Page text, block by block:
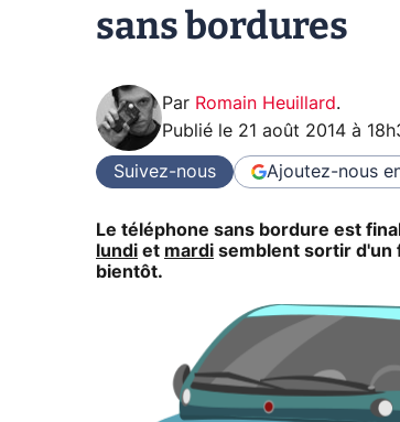
sans bordures
Par Romain Heuillard.
Publié le 21 août 2014 à
Suivez-nous Ajoutez-nous
Le téléphone sans bordure est
lundi et mardi semblent sortir d'un
bientôt.